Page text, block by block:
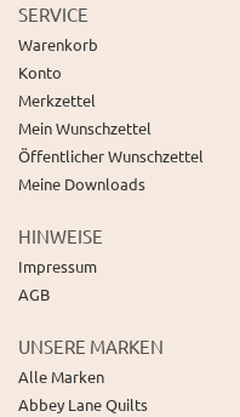
SERVICE
Warenkorb
Konto
Merkzettel
Mein Wunschzettel
Öffentlicher Wunschzettel
Meine Downloads
HINWEISE
Impressum
AGB
UNSERE MARKEN
Alle Marken
Abbey Lane Quilts